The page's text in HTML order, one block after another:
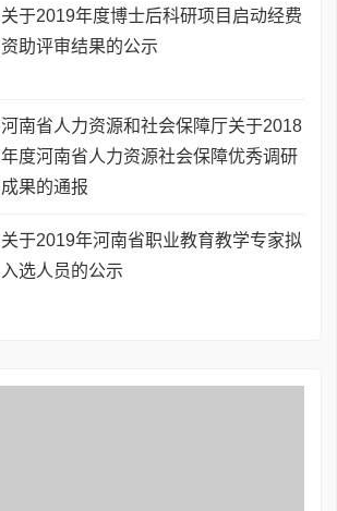
关于2019年度博士后科研项目启动经费
资助评审结果的公示
河南省人力资源和社会保障厅关于2018
年度河南省人力资源社会保障优秀调研
成果的通报
关于2019年河南省职业教育教学专家拟
入选人员的公示